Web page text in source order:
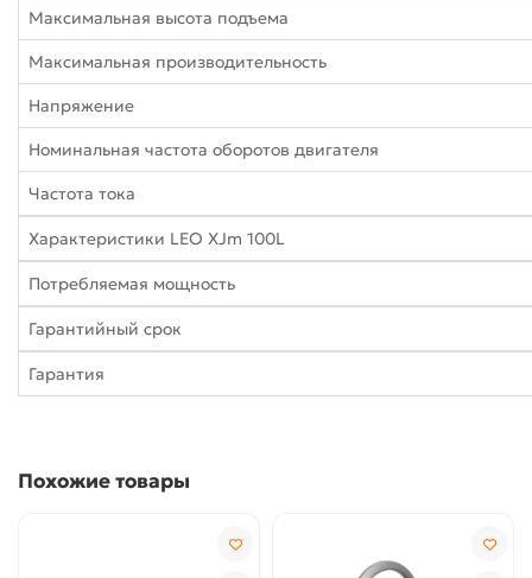
Максимальная высота подъема
Максимальная производительность
Напряжение
Номинальная частота оборотов двигателя
Частота тока
Характеристики LEO XJm 100L
Потребляемая мощность
Гарантийный срок
Гарантия
Похожие товары